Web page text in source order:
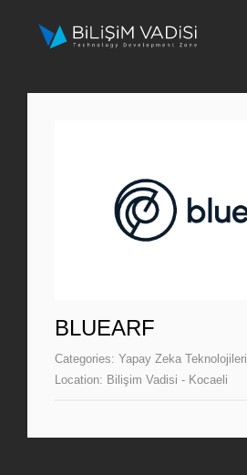
Hakkımızda
Programlar
Fona Başvur
BLUEARF
Categories: Yapay Zeka Teknolojileri
Location: Bilişim Vadisi - Kocaeli